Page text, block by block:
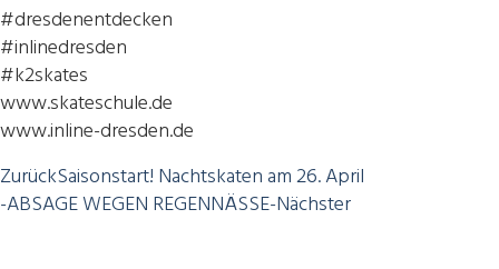
#dresdenentdecken
#inlinedresden
#k2skates
www.skateschule.de
www.inline-dresden.de
ZurückSaisonstart! Nachtskaten am 26. April
-ABSAGE WEGEN REGENNÄSSE-Nächster